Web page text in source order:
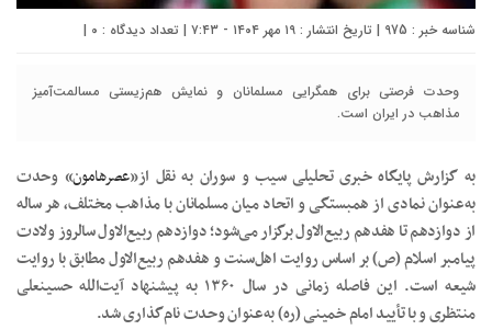
شناسه خبر : 975 | تاریخ انتشار : ۱۹ مهر ۱۴۰۴ - ۷:۴۳ | تعداد دیدگاه : ۰ |
وحدت فرصتی برای همگرایی مسلمانان و نمایش هم‌زیستی مسالمت‌آمیز
مذاهب در ایران است.
به گزارش پایگاه خبری تحلیلی سیب و سوران به نقل از«عصرهامون» وحدت
به‌عنوان نمادی از همبستگی و اتحاد میان مسلمانان با مذاهب مختلف، هر ساله
از دوازدهم تا هفدهم ربیع‌الاول برگزار می‌شود؛ دوازدهم ربیع‌الاول سالروز ولادت
پیامبر اسلام (ص) بر اساس روایت اهل‌سنت و هفدهم ربیع‌الاول مطابق با روایت
شیعه است. این فاصله زمانی در سال ۱۳۶۰ به پیشنهاد آیت‌الله حسینعلی
منتظری و با تأیید امام خمینی (ره) به‌عنوان وحدت نام‌گذاری شد.